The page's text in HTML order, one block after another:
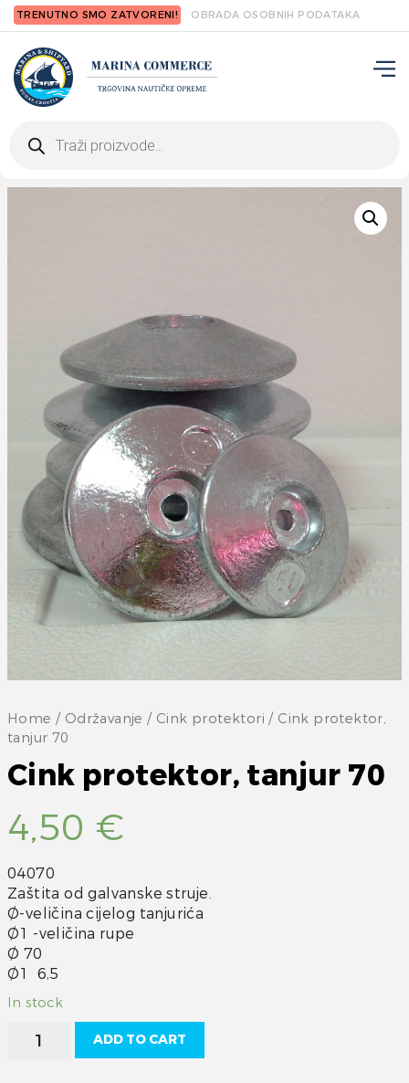
TRENUTNO SMO ZATVORENI! OBRADA OSOBNIH PODATAKA
search
Home / Održavanje / Cink protektori / Cink protektor,
tanjur 70
Cink protektor, tanjur 70
4,50 €
04070
Zaštita od galvanske struje.
Ø-veličina cijelog tanjurića
Ø1 -veličina rupe
Ø 70
Ø1 6,5
In stock
Cink
protektor,
ADD TO CART